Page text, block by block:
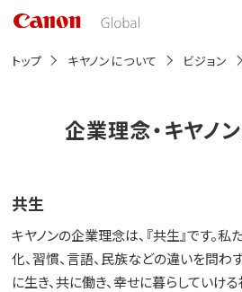
トップ キヤノンについて ビジョン
企業理念・キヤノ
共生
キヤノンの企業理念は、『共生』です。私
化、習慣、言語、民族などの違いを問わ
に生き、共に働き、幸せに暮らしていけ